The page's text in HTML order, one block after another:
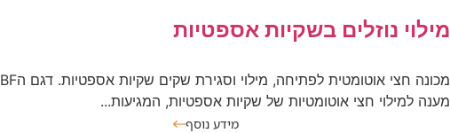
מילוי נוזלים בשקיות אספטיות
מענה למילוי חצי אוטומטיות של שקיות אספטיות, המגיעות...
מידע נוסף